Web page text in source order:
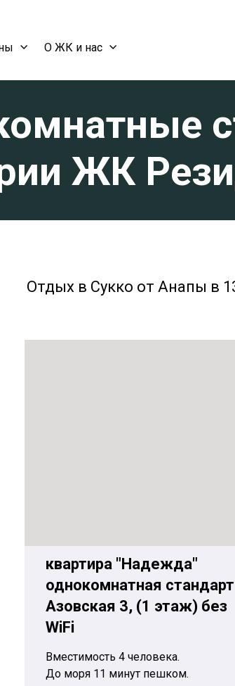
О ЖК и нас
ЖК
Отдых в Сукко от Анапы в
квартира "Надежда"
однокомнатная стандарт
Азовская 3, (1 этаж) без
WiFi
Вместимость 4 человека.
До моря 11 минут пешком.